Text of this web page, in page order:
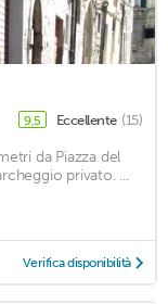
9,5 Eccellente (15)
da Piazza del
privato. ...
Verifica disponibilità